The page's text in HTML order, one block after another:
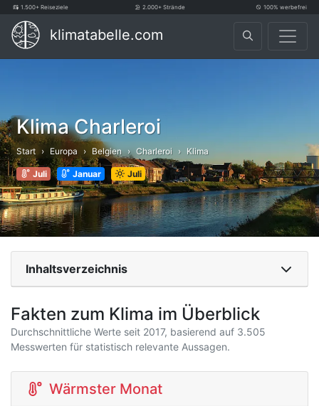
1.500+ Reiseziele 2.000+ Strände 100% werbefrei
klimatabelle.com
Klima Charleroi
Start Europa Belgien Charleroi Klima
Juli Januar Juli
Inhaltsverzeichnis
Fakten zum Klima im Überblick
Durchschnittliche Werte seit 2017, basierend auf 3.505
Messwerten für statistisch relevante Aussagen.
Wärmster Monat